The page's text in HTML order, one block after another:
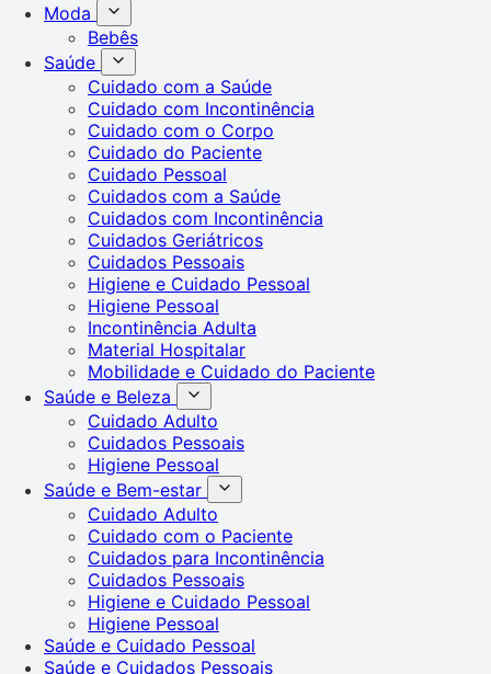
Moda
Bebês
Saúde
Cuidado com a Saúde
Cuidado com Incontinência
Cuidado com o Corpo
Cuidado do Paciente
Cuidado Pessoal
Cuidados com a Saúde
Cuidados com Incontinência
Cuidados Geriátricos
Cuidados Pessoais
Higiene e Cuidado Pessoal
Higiene Pessoal
Incontinência Adulta
Material Hospitalar
Mobilidade e Cuidado do Paciente
Saúde e Beleza
Cuidado Adulto
Cuidados Pessoais
Higiene Pessoal
Saúde e Bem-estar
Cuidado Adulto
Cuidado com o Paciente
Cuidados para Incontinência
Cuidados Pessoais
Higiene e Cuidado Pessoal
Higiene Pessoal
Saúde e Cuidado Pessoal
Saúde e Cuidados Pessoais